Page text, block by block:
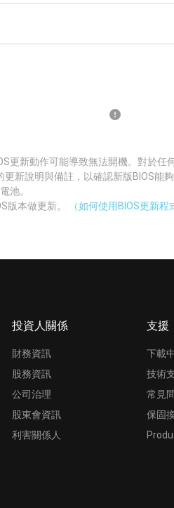
更新動作可能導致無法開機。對於任
新說明與備註，以確認新版BIOS能
池。
版本做更新。
（如何使用BIOS更新程
投資人關係
財務資訊
股務資訊
公司治理
股東會資訊
利害關係人
支援
下載
技術
常見
保固